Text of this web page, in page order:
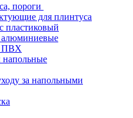
пороги
для плинтуса
пластиковый
ПВХ
напольные
за напольными